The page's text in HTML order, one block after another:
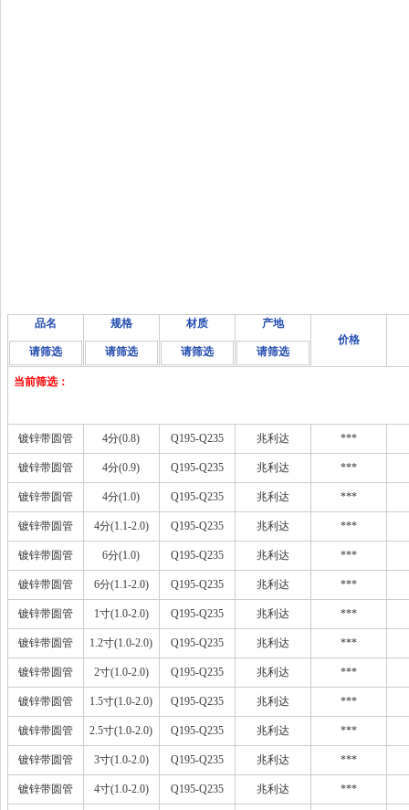
品名
请筛选
规格
请筛选
材质
请筛选
产地
请筛选
价格
当前筛选：
镀锌带圆管 4分(0.8) Q195-Q235 兆利达 ***
镀锌带圆管 4分(0.9) Q195-Q235 兆利达 ***
镀锌带圆管 4分(1.0) Q195-Q235 兆利达 ***
镀锌带圆管 4分(1.1-2.0) Q195-Q235 兆利达 ***
镀锌带圆管 6分(1.0) Q195-Q235 兆利达 ***
镀锌带圆管 6分(1.1-2.0) Q195-Q235 兆利达 ***
镀锌带圆管 1寸(1.0-2.0) Q195-Q235 兆利达 ***
镀锌带圆管 1.2寸(1.0-2.0) Q195-Q235 兆利达 ***
镀锌带圆管 2寸(1.0-2.0) Q195-Q235 兆利达 ***
镀锌带圆管 1.5寸(1.0-2.0) Q195-Q235 兆利达 ***
镀锌带圆管 2.5寸(1.0-2.0) Q195-Q235 兆利达 ***
镀锌带圆管 3寸(1.0-2.0) Q195-Q235 兆利达 ***
镀锌带圆管 4寸(1.0-2.0) Q195-Q235 兆利达 ***